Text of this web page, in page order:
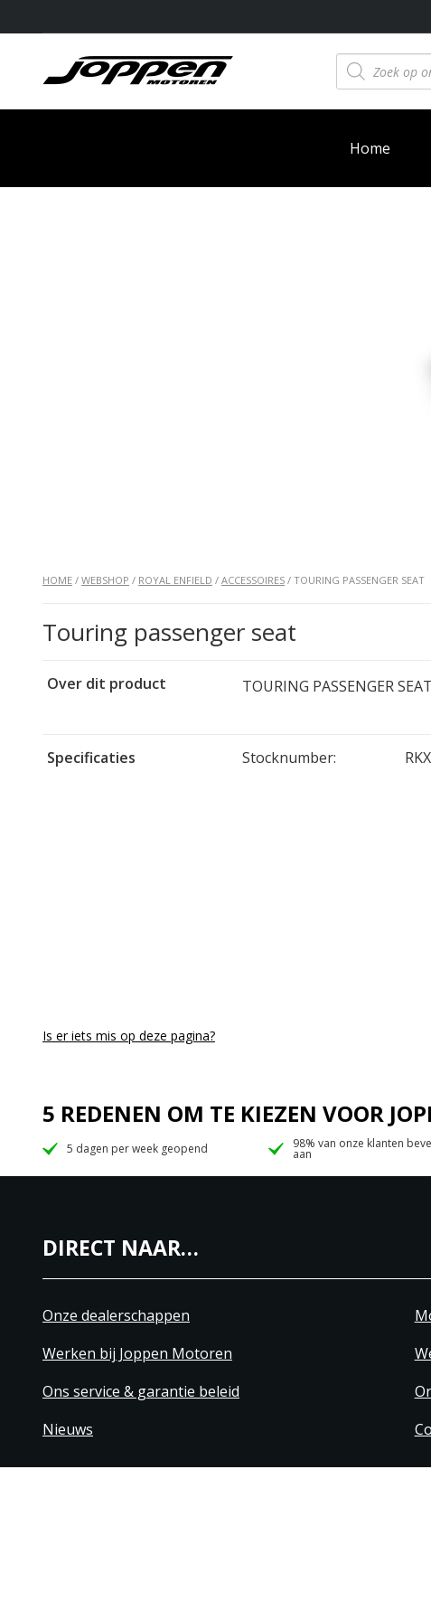
Producten
zoeken
Home
HOME / WEBSHOP / ROYAL ENFIELD / ACCESSOIRES / TOURING PASSENGER SEAT
Touring passenger seat
Over dit product TOURING PASSENGER SEAT
Specificaties Stocknumber:
Is er iets mis op deze pagina?
5 REDENEN OM TE KIEZEN VOOR
5 dagen per week geopend 98% van onze klanten
aan
DIRECT NAAR…
Onze dealerschappen
Werken bij Joppen Motoren
Ons service & garantie beleid
Nieuws